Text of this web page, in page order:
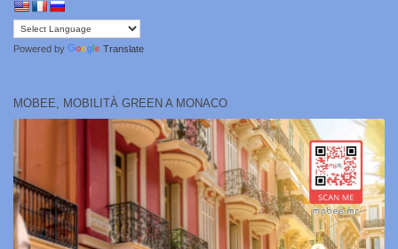
Powered by Translate
MOBEE, MOBILITÀ GREEN A MONACO